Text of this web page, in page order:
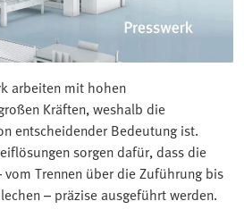
arbeiten mit hohen
Kräften, weshalb die
entscheidender Bedeutung ist.
sorgen dafür, dass die
vom Trennen über die Zuführung bis
– präzise ausgeführt werden.